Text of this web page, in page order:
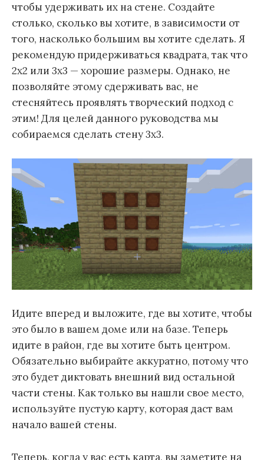
чтобы удерживать их на стене. Создайте
столько, сколько вы хотите, в зависимости от
того, насколько большим вы хотите сделать. Я
рекомендую придерживаться квадрата, так что
2х2 или 3х3 — хорошие размеры. Однако, не
позволяйте этому сдерживать вас, не
стесняйтесь проявлять творческий подход с
этим! Для целей данного руководства мы
собираемся сделать стену 3х3.
Идите вперед и выложите, где вы хотите, чтобы
это было в вашем доме или на базе. Теперь
идите в район, где вы хотите быть центром.
Обязательно выбирайте аккуратно, потому что
это будет диктовать внешний вид остальной
части стены. Как только вы нашли свое место,
используйте пустую карту, которая даст вам
начало вашей стены.
Теперь, когда у вас есть карта, вы заметите на